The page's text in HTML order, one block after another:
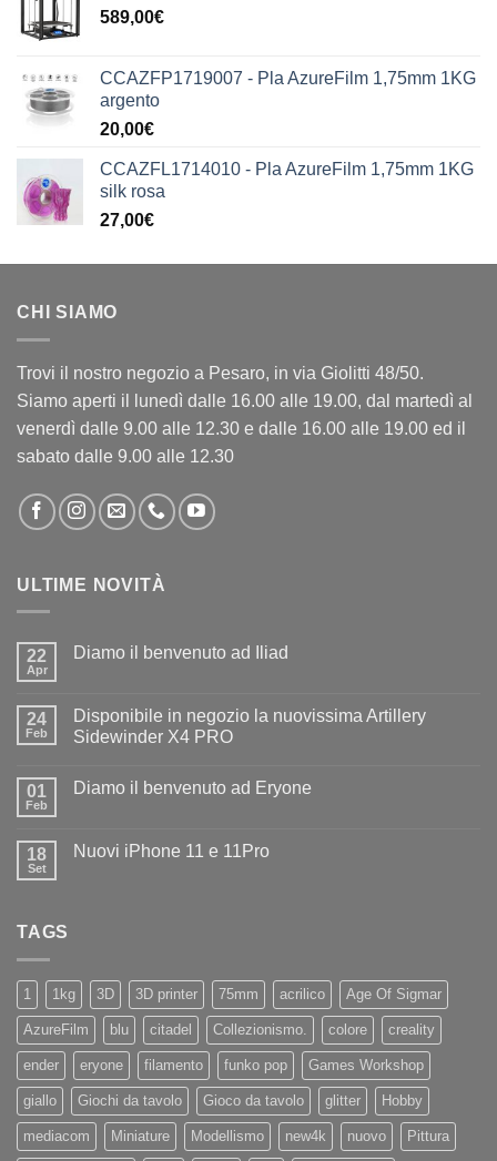
589,00€
CCAZFP1719007 - Pla AzureFilm 1,75mm 1KG
argento
20,00€
CCAZFL1714010 - Pla AzureFilm 1,75mm 1KG
silk rosa
27,00€
CHI SIAMO
Trovi il nostro negozio a Pesaro, in via Giolitti 48/50.
Siamo aperti il lunedì dalle 16.00 alle 19.00, dal martedì al
venerdì dalle 9.00 alle 12.30 e dalle 16.00 alle 19.00 ed il
sabato dalle 9.00 alle 12.30
ULTIME NOVITÀ
22
Apr
Diamo il benvenuto ad Iliad
Diamo
il
benvenuto
24
Feb
Disponibile in negozio la nuovissima Artillery
Sidewinder X4 PRO
su
la
nuovissima
01
Feb
Diamo il benvenuto ad Eryone
Diamo
18
Set
Nuovi iPhone 11 e 11Pro
TAGS
1 1kg 3D 3D printer 75mm acrilico Age Of Sigmar
AzureFilm blu citadel Collezionismo. colore creality
ender eryone filamento funko pop Games Workshop
giallo Giochi da tavolo Gioco da tavolo glitter Hobby
mediacom Miniature Modellismo new4k nuovo Pittura